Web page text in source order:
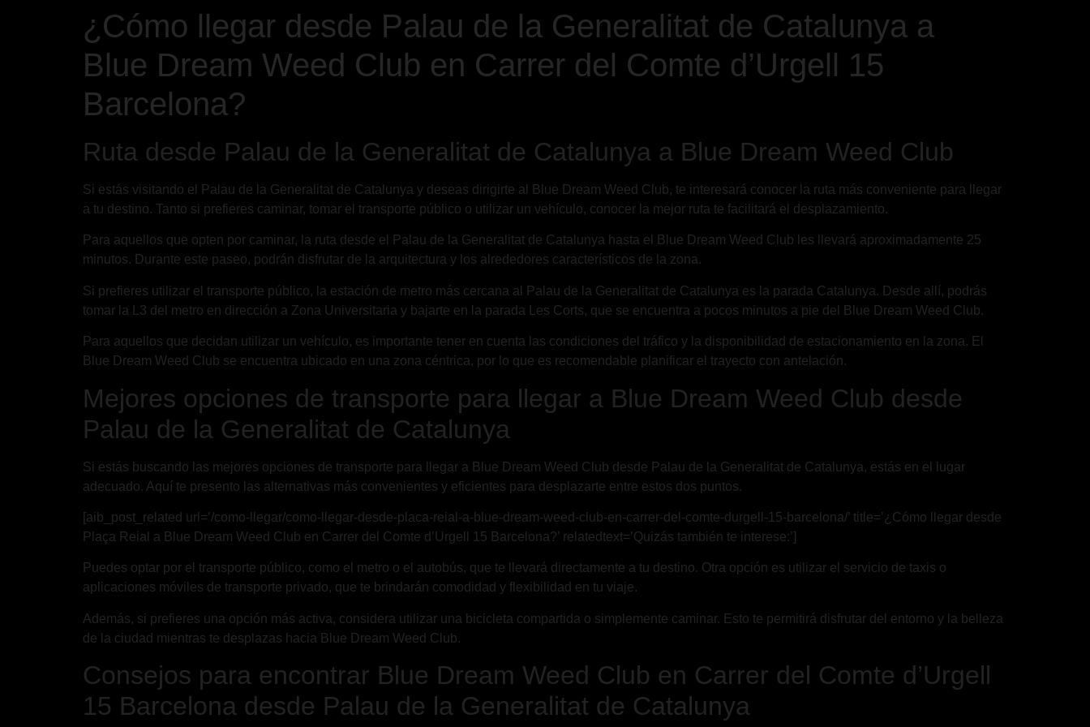
¿Cómo llegar desde Palau de la Generalitat de Catalunya a
Blue Dream Weed Club en Carrer del Comte d’Urgell 15
Barcelona?
Ruta desde Palau de la Generalitat de Catalunya a Blue Dream Weed Club
Si estás visitando el Palau de la Generalitat de Catalunya y deseas dirigirte al Blue Dream Weed Club, te interesará conocer la ruta más conveniente para llegar
a tu destino. Tanto si prefieres caminar, tomar el transporte público o utilizar un vehículo, conocer la mejor ruta te facilitará el desplazamiento.
Para aquellos que opten por caminar, la ruta desde el Palau de la Generalitat de Catalunya hasta el Blue Dream Weed Club les llevará aproximadamente 25
minutos. Durante este paseo, podrán disfrutar de la arquitectura y los alrededores característicos de la zona.
Si prefieres utilizar el transporte público, la estación de metro más cercana al Palau de la Generalitat de Catalunya es la parada Catalunya. Desde allí, podrás
tomar la L3 del metro en dirección a Zona Universitaria y bajarte en la parada Les Corts, que se encuentra a pocos minutos a pie del Blue Dream Weed Club.
Para aquellos que decidan utilizar un vehículo, es importante tener en cuenta las condiciones del tráfico y la disponibilidad de estacionamiento en la zona. El
Blue Dream Weed Club se encuentra ubicado en una zona céntrica, por lo que es recomendable planificar el trayecto con antelación.
Mejores opciones de transporte para llegar a Blue Dream Weed Club desde
Palau de la Generalitat de Catalunya
Si estás buscando las mejores opciones de transporte para llegar a Blue Dream Weed Club desde Palau de la Generalitat de Catalunya, estás en el lugar
adecuado. Aquí te presento las alternativas más convenientes y eficientes para desplazarte entre estos dos puntos.
[aib_post_related url=’/como-llegar/como-llegar-desde-placa-reial-a-blue-dream-weed-club-en-carrer-del-comte-durgell-15-barcelona/’ title=’¿Cómo llegar desde
Plaça Reial a Blue Dream Weed Club en Carrer del Comte d’Urgell 15 Barcelona?’ relatedtext=’Quizás también te interese:’]
Puedes optar por el transporte público, como el metro o el autobús, que te llevará directamente a tu destino. Otra opción es utilizar el servicio de taxis o
aplicaciones móviles de transporte privado, que te brindarán comodidad y flexibilidad en tu viaje.
Además, si prefieres una opción más activa, considera utilizar una bicicleta compartida o simplemente caminar. Esto te permitirá disfrutar del entorno y la belleza
de la ciudad mientras te desplazas hacia Blue Dream Weed Club.
Consejos para encontrar Blue Dream Weed Club en Carrer del Comte d’Urgell
15 Barcelona desde Palau de la Generalitat de Catalunya